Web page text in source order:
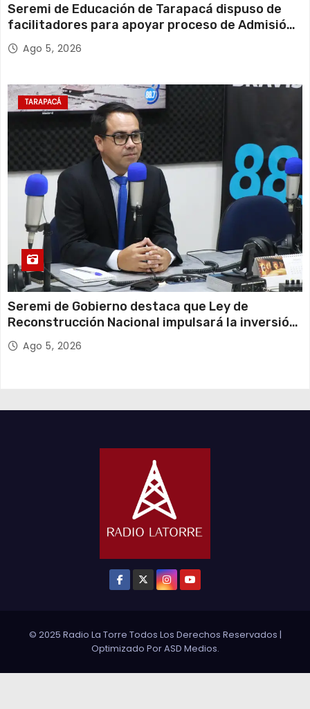
Seremi de Educación de Tarapacá dispuso de
facilitadores para apoyar proceso de Admisión
Escolar 2027
Ago 5, 2026
TARAPACÁ
Seremi de Gobierno destaca que Ley de
Reconstrucción Nacional impulsará la inversión
y el empleo en Tarapacá
Ago 5, 2026
© 2025 Radio La Torre Todos Los Derechos Reservados |
Optimizado PorASD Medios.